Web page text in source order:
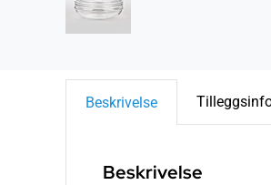
Beskrivelse
Beskrivelse